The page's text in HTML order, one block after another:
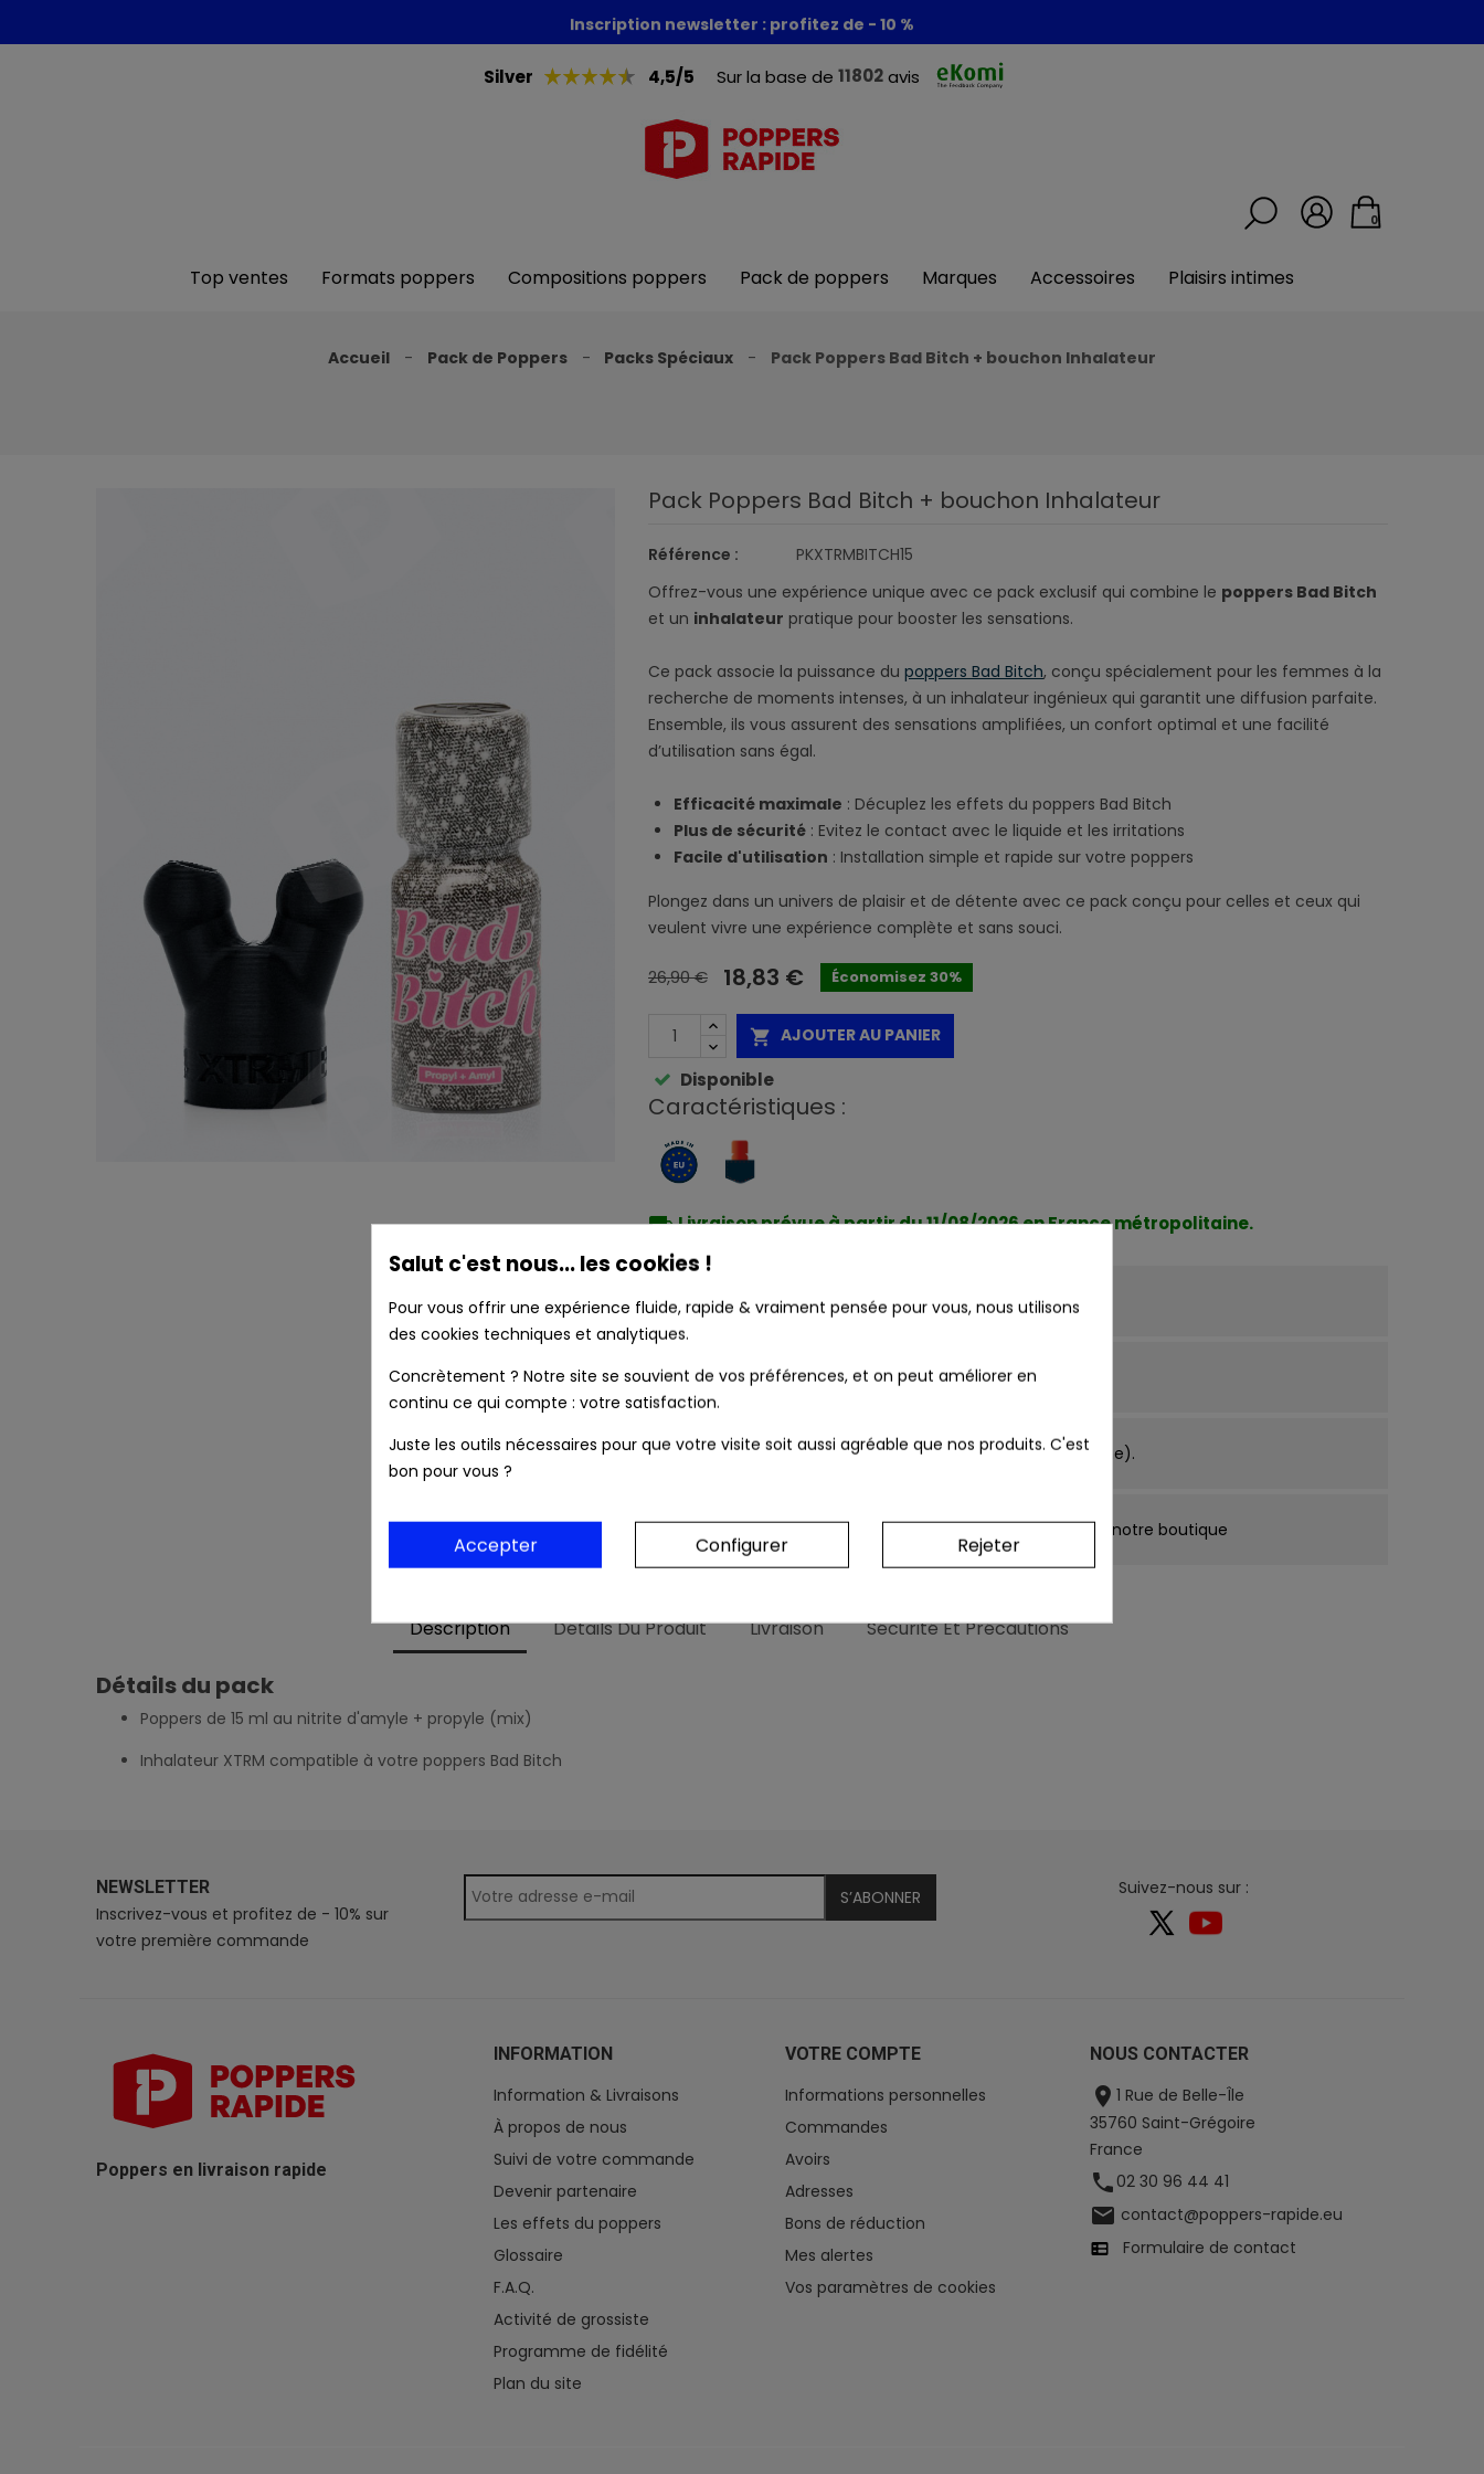
Foire aux poppers : - 30% + 1 poppers offert
Inscription newsletter : profitez de - 10 %
Silver 4,5/5 Sur la base de11802avis
0
Top ventes Formats poppers Compositions poppers Pack de poppers Marques Accessoires Plaisirs intimes
Accueil Pack de Poppers Packs Spéciaux Pack Poppers Bad Bitch + bouchon Inhalateur
Pack Poppers Bad Bitch + bouchon Inhalateur
Référence :
PKXTRMBITCH15
Offrez-vous une expérience unique avec ce pack exclusif qui combine le poppers Bad Bitch
et un inhalateur pratique pour booster les sensations.
Ce pack associe la puissance du poppers Bad Bitch, conçu spécialement pour les femmes à la
recherche de moments intenses, à un inhalateur ingénieux qui garantit une diffusion parfaite.
Ensemble, ils vous assurent des sensations amplifiées, un confort optimal et une facilité
d’utilisation sans égal.
Efficacité maximale : Décuplez les effets du poppers Bad Bitch
Plus de sécurité: Evitez le contact avec le liquide et les irritations
Facile d'utilisation : Installation simple et rapide sur votre poppers
Plongez dans un univers de plaisir et de détente avec ce pack conçu pour celles et ceux qui
veulent vivre une expérience complète et sans souci.
26,90 € 18,83 € Économisez 30%
 AJOUTER AU PANIER
Disponible
Caractéristiques :
local_shippingLivraison prévue à partir du 11/08/2026 en France métropolitaine.
Produits authentiques au meilleur prix
Livraison rapide 24/48h
Frais de port OFFERTS dès 39 € (France métropolitaine).
Colis & relevé bancaire neutres. Aucune mention de notre boutique
Description Détails Du Produit Livraison Sécurité Et Précautions
Détails du pack
Poppers de 15 ml au nitrite d'amyle + propyle (mix)
Inhalateur XTRM compatible à votre poppers Bad Bitch
NEWSLETTER
Inscrivez-vous et profitez de - 10% sur
votre première commande
S’ABONNER Suivez-nous sur :
Poppers en livraison rapide
INFORMATION
Information & Livraisons
À propos de nous
Suivi de votre commande
Devenir partenaire
Les effets du poppers
Glossaire
F.A.Q.
Activité de grossiste
Programme de fidélité
Plan du site
VOTRE COMPTE
Informations personnelles
Commandes
Avoirs
Adresses
Bons de réduction
Mes alertes
Vos paramètres de cookies
NOUS CONTACTER
 1 Rue de Belle-Île
35760 Saint-Grégoire
France
 02 30 96 44 41
 contact@poppers-rapide.eu
Formulaire de contact
Salut c'est nous... les cookies !
Pour vous offrir une expérience fluide, rapide & vraiment pensée pour vous, nous utilisons
des cookies techniques et analytiques.
Concrètement ? Notre site se souvient de vos préférences, et on peut améliorer en
continu ce qui compte : votre satisfaction.
Juste les outils nécessaires pour que votre visite soit aussi agréable que nos produits. C'est
bon pour vous ?
Accepter Configurer Rejeter